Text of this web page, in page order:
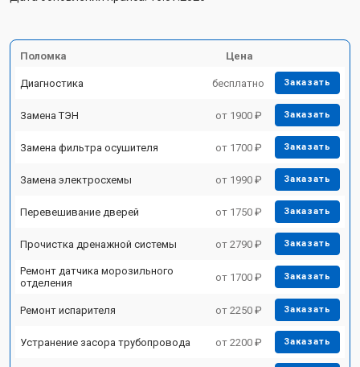
Поломка Цена
Диагностика бесплатно Заказать
Замена ТЭН от 1900 ₽ Заказать
Замена фильтра осушителя от 1700 ₽ Заказать
Замена электросхемы от 1990 ₽ Заказать
Перевешивание дверей от 1750 ₽ Заказать
Прочистка дренажной системы от 2790 ₽ Заказать
Ремонт датчика морозильного
отделения
от 1700 ₽ Заказать
Ремонт испарителя от 2250 ₽ Заказать
Устранение засора трубопровода от 2200 ₽ Заказать